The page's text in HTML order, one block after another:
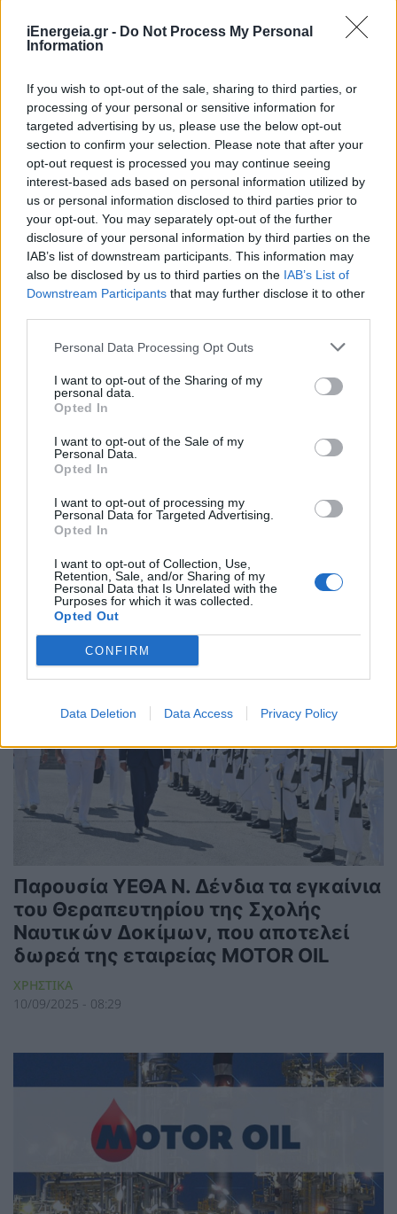
iEnergeia.gr - Do Not Process My Personal
Information
If you wish to opt-out of the sale, sharing to third parties, or
processing of your personal or sensitive information for
targeted advertising by us, please use the below opt-out
section to confirm your selection. Please note that after your
opt-out request is processed you may continue seeing
interest-based ads based on personal information utilized by
us or personal information disclosed to third parties prior to
your opt-out. You may separately opt-out of the further
disclosure of your personal information by third parties on the
IAB’s list of downstream participants. This information may
also be disclosed by us to third parties on the IAB’s List of
Downstream Participants that may further disclose it to other
Personal Data Processing Opt Outs
I want to opt-out of the Sharing of my
personal data.
Opted In
I want to opt-out of the Sale of my
Personal Data.
Opted In
I want to opt-out of processing my
Personal Data for Targeted Advertising.
Opted In
I want to opt-out of Collection, Use,
Retention, Sale, and/or Sharing of my
Personal Data that Is Unrelated with the
Purposes for which it was collected.
Opted Out
CONFIRM
Data Deletion Data Access Privacy Policy
Motor Oil: Πρόταση για δευτερογενή
αγορά LNG και απλούστευση
διαδικασιών στη Ρεβυθούσα
ΣΥΜΒΑΤΙΚΕΣ ΠΗΓΕΣ
08/10/2025 - 08:10
Βαρδινογιάννειο Ίδρυμα & Motor Oil:
Δωρεά ηλεκτρικών λεωφορείων και
οχημάτων στον δήμο Κορινθίων
25/09/2025 - 13:10
Παρουσία ΥΕΘΑ Ν. Δένδια τα εγκαίνια
του Θεραπευτηρίου της Σχολής
Ναυτικών Δοκίμων, που αποτελεί
δωρεά της εταιρείας MOTOR OIL
ΧΡΗΣΤΙΚΑ
10/09/2025 - 08:29